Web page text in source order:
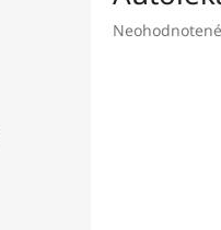
Priemerné
Neohodnotené